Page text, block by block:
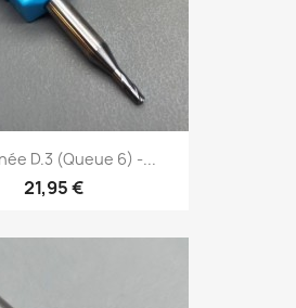
D.3 (Queue 6) -...
21,95 €